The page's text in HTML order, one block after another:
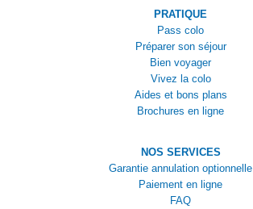
PRATIQUE
Pass colo
Préparer son séjour
Bien voyager
Vivez la colo
Aides et bons plans
Brochures en ligne
NOS SERVICES
Garantie annulation optionnelle
Paiement en ligne
FAQ